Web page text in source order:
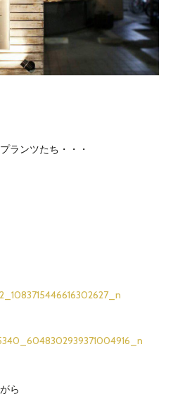
ランツたち・・・
ら